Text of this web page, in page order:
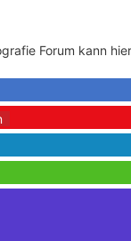
Forum kann